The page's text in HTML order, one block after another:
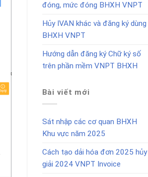
đóng, mức đóng BHXH VNPT
Hủy IVAN khác và đăng ký dùng
BHXH VNPT
Hướng dẫn đăng ký Chữ ký số
trên phần mềm VNPT BHXH
Bài viết mới
Sát nhập các cơ quan BHXH
Khu vực năm 2025
Cách tạo dải hóa đơn 2025 hủy
giải 2024 VNPT Invoice